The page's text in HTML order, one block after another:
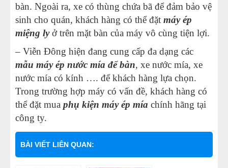
bàn. Ngoài ra, xe có thùng chứa bã để đảm bảo vệ
sinh cho quán, khách hàng có thể đặt máy ép
miệng lyở trên mặt bàn của máy vô cùng tiện lợi.
– Viễn Đông hiện đang cung cấp đa dạng các
mẫu máy ép nước mía để bàn, xe nước mía, xe
nước mía có kính …. để khách hàng lựa chọn.
Trong trường hợp máy có vấn đề, khách hàng có
thể đặt mua phụ kiện máy ép mía chính hãng tại
công ty.
BÀI VIẾT LIÊN QUAN: